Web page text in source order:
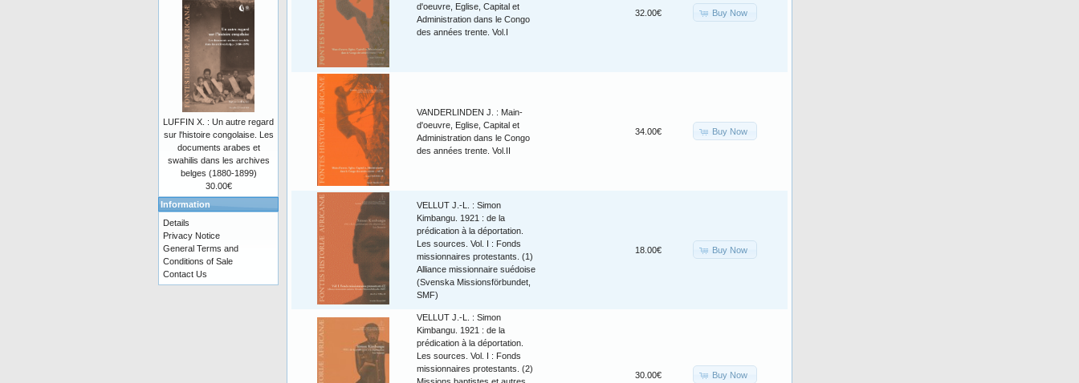
d'oeuvre, Eglise, Capital et
Administration dans le Congo
des années trente. Vol.I
32.00€ Buy Now
VANDERLINDEN J. : Main-
d'oeuvre, Eglise, Capital et
Administration dans le Congo
des années trente. Vol.II
34.00€ Buy Now
VELLUT J.-L. : Simon
Kimbangu. 1921 : de la
prédication à la déportation.
Les sources. Vol. I : Fonds
missionnaires protestants. (1)
Alliance missionnaire suédoise
(Svenska Missionsförbundet,
SMF)
18.00€ Buy Now
VELLUT J.-L. : Simon
Kimbangu. 1921 : de la
prédication à la déportation.
Les sources. Vol. I : Fonds
missionnaires protestants. (2)
30.00€ Buy Now
LUFFIN X. : Un autre regard
sur l'histoire congolaise. Les
documents arabes et
swahilis dans les archives
belges (1880-1899)
30.00€
Information
Details
Privacy Notice
General Terms and
Conditions of Sale
Contact Us